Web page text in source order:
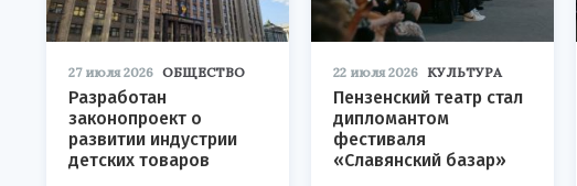
27 июля 2026 ОБЩЕСТВО
Разработан
законопроект о
развитии индустрии
детских товаров
22 июля 2026 КУЛЬТУРА
Пензенский театр стал
дипломантом
фестиваля
«Славянский базар»